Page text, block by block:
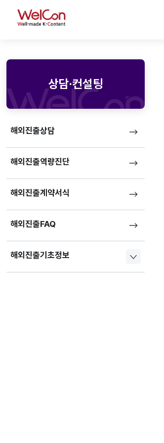
WelCon
상담·컨설팅
해외진출상담
해외진출역량진단
해외진출계약서식
해외진출FAQ
해외진출기초정보